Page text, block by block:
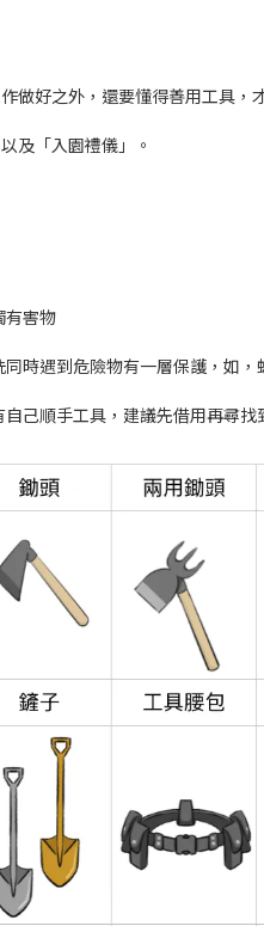
做好之外，還要懂得善用工具，
及「入園禮儀」。
有害物
時遇到危險物有一層保護，如，
自己順手工具，建議先借用再尋找